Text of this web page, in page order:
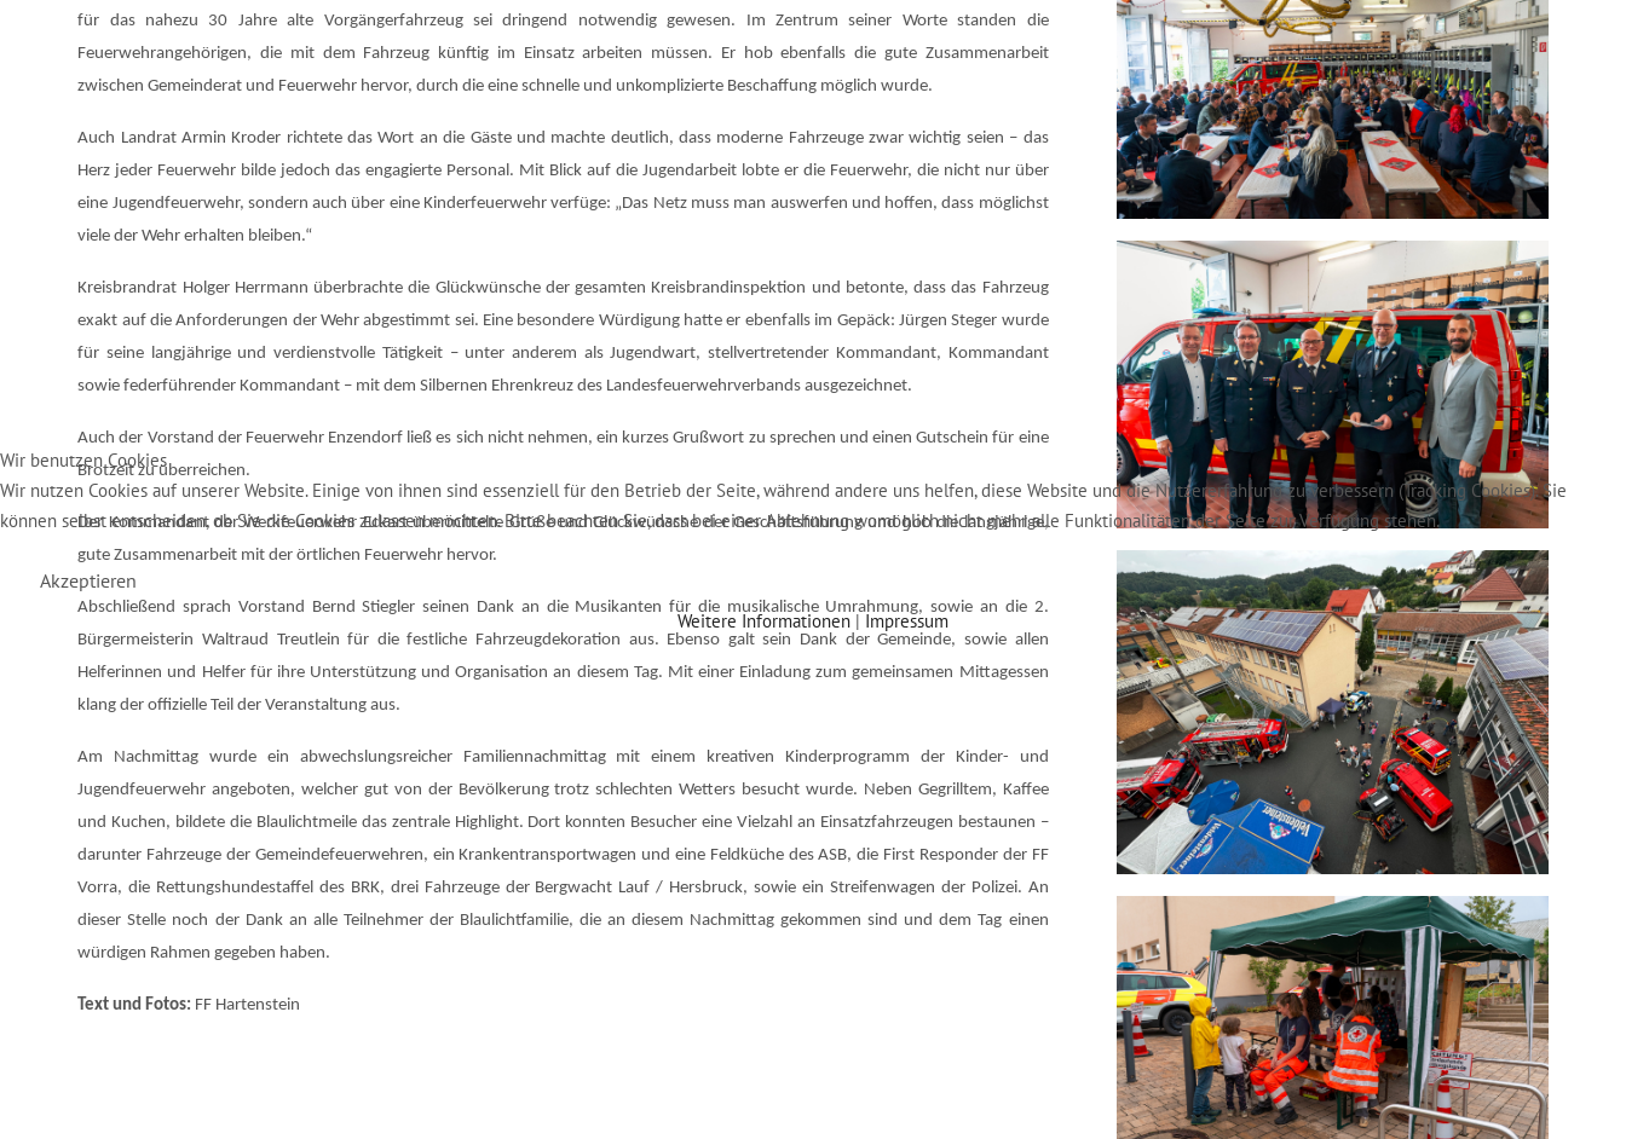
für das nahezu 30 Jahre alte Vorgängerfahrzeug sei dringend notwendig gewesen. Im Zentrum seiner Worte standen die
Feuerwehrangehörigen, die mit dem Fahrzeug künftig im Einsatz arbeiten müssen. Er hob ebenfalls die gute Zusammenarbeit
zwischen Gemeinderat und Feuerwehr hervor, durch die eine schnelle und unkomplizierte Beschaffung möglich wurde.
Auch Landrat Armin Kroder richtete das Wort an die Gäste und machte deutlich, dass moderne Fahrzeuge zwar wichtig seien – das
Herz jeder Feuerwehr bilde jedoch das engagierte Personal. Mit Blick auf die Jugendarbeit lobte er die Feuerwehr, die nicht nur über
eine Jugendfeuerwehr, sondern auch über eine Kinderfeuerwehr verfüge: „Das Netz muss man auswerfen und hoffen, dass möglichst
viele der Wehr erhalten bleiben.“
Kreisbrandrat Holger Herrmann überbrachte die Glückwünsche der gesamten Kreisbrandinspektion und betonte, dass das Fahrzeug
exakt auf die Anforderungen der Wehr abgestimmt sei. Eine besondere Würdigung hatte er ebenfalls im Gepäck: Jürgen Steger wurde
für seine langjährige und verdienstvolle Tätigkeit – unter anderem als Jugendwart, stellvertretender Kommandant, Kommandant
sowie federführender Kommandant – mit demSilbernen Ehrenkreuz des Landesfeuerwehrverbands ausgezeichnet.
Auch der Vorstand der Feuerwehr Enzendorf ließ es sich nicht nehmen, ein kurzes Grußwort zu sprechen und einen Gutschein für eine
Brotzeit zu überreichen.
Der Kommandant der Werkfeuerwehr Eckart übermittelte Grüße und Glückwünsche der Geschäftsführung und hob die langjährige,
gute Zusammenarbeit mit der örtlichen Feuerwehr hervor.
Abschließend sprach Vorstand Bernd Stiegler seinen Dank an die Musikanten für die musikalische Umrahmung, sowie an die 2.
Bürgermeisterin Waltraud Treutlein für die festliche Fahrzeugdekoration aus. Ebenso galt sein Dank der Gemeinde, sowie allen
Helferinnen und Helfer für ihre Unterstützung und Organisation an diesem Tag. Mit einer Einladung zum gemeinsamen Mittagessen
klang der offizielle Teil der Veranstaltung aus.
Am Nachmittag wurde ein abwechslungsreicher Familiennachmittag mit einem kreativen Kinderprogramm der Kinder- und
Jugendfeuerwehr angeboten, welcher gut von der Bevölkerung trotz schlechten Wetters besucht wurde. Neben Gegrilltem, Kaffee
und Kuchen, bildete die Blaulichtmeiledas zentrale Highlight. Dort konnten Besucher eine Vielzahl an Einsatzfahrzeugen bestaunen –
darunter Fahrzeuge der Gemeindefeuerwehren, ein Krankentransportwagen und eine Feldküche des ASB, die First Responder der FF
Vorra, die Rettungshundestaffel des BRK, drei Fahrzeuge der Bergwacht Lauf / Hersbruck, sowie ein Streifenwagen der Polizei. An
dieser Stelle noch der Dank an alle Teilnehmer der Blaulichtfamilie, die an diesem Nachmittag gekommen sind und dem Tag einen
würdigen Rahmen gegeben haben.
Text und Fotos: FF Hartenstein
Wir benutzen Cookies
Wir nutzen Cookies auf unserer Website. Einige von ihnen sind essenziell für den Betrieb der Seite, während andere uns helfen, diese Website und die Nutzererfahrung zu verbessern (Tracking Cookies). Sie
können selbst entscheiden, ob Sie die Cookies zulassen möchten. Bitte beachten Sie, dass bei einer Ablehnung womöglich nicht mehr alle Funktionalitäten der Seite zur Verfügung stehen.
Akzeptieren
Weitere Informationen | Impressum